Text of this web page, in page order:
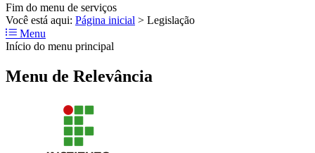
Fim do menu de serviços
Você está aqui: Página inicial > Legislação
Menu
Início do menu principal
Menu de Relevância